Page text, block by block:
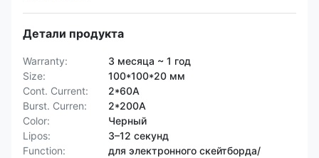
Детали продукта
Warranty:
3 месяца ~ 1 год
Size:
100*100*20 мм
Cont. Current:
2*60А
Burst. Curren:
2*200А
Color:
Черный
Lipos:
3–12 секунд
Function:
для электронного скейтборда/